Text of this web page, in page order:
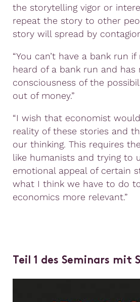
the storytelling vigor or
repeat the story to other
story will spread by
“You can’t have a bank run
heard of a bank run and has
consciousness of the
out of money.”
“I wish that economist
reality of these stories and
our thinking. This requires
like humanists and trying to
emotional appeal of certain
what I think we have to do
economics more relevant.”
Teil 1 des Seminars mit